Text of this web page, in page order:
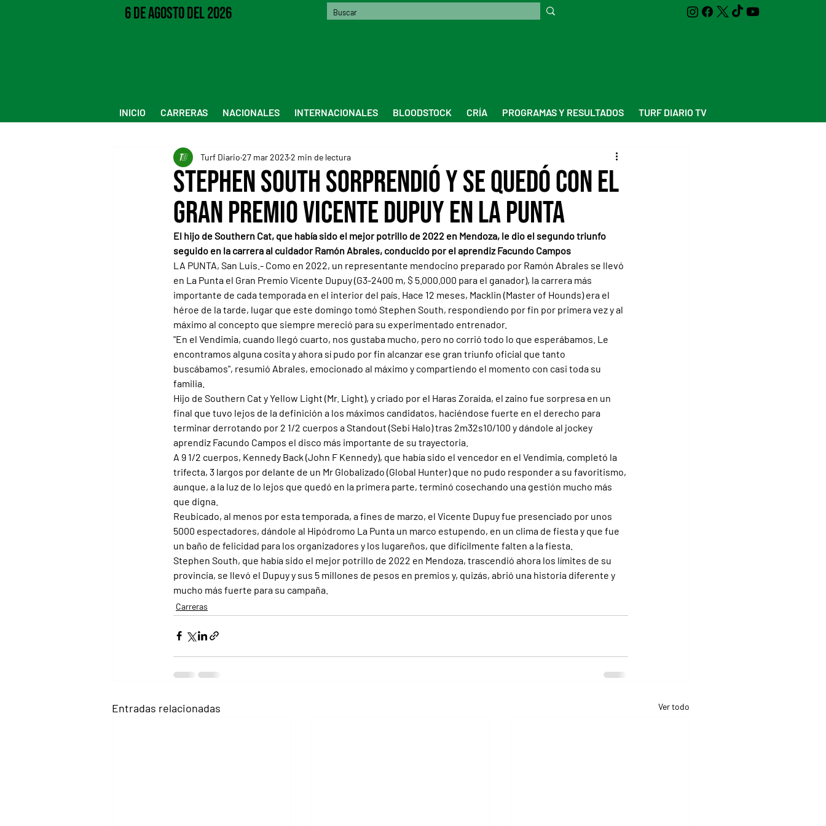
6 de Agosto del 2026
INICIO CARRERAS NACIONALES INTERNACIONALES BLOODSTOCK CRÍA PROGRAMAS Y RESULTADOS TURF DIARIO TV
Stephen South sorprendió y se quedó con el
Gran Premio Vicente Dupuy en La Punta
Turf Diario 27 mar 20232 min de lectura
El hijo de Southern Cat, que había sido el mejor potrillo de 2022 en Mendoza, le dio el segundo triunfo
seguido en la carrera al cuidador Ramón Abrales, conducido por el aprendiz Facundo Campos
LA PUNTA, San Luis.- Como en 2022, un representante mendocino preparado por Ramón Abrales se llevó
en La Punta el Gran Premio Vicente Dupuy (G3-2400 m, $ 5.000.000 para el ganador), la carrera más
importante de cada temporada en el interior del país. Hace 12 meses, Macklin (Master of Hounds) era el
héroe de la tarde, lugar que este domingo tomó Stephen South, respondiendo por fin por primera vez y al
máximo al concepto que siempre mereció para su experimentado entrenador.
"En el Vendimia, cuando llegó cuarto, nos gustaba mucho, pero no corrió todo lo que esperábamos. Le
encontramos alguna cosita y ahora sí pudo por fin alcanzar ese gran triunfo oficial que tanto
buscábamos", resumió Abrales, emocionado al máximo y compartiendo el momento con casi toda su
familia.
Hijo de Southern Cat y Yellow Light (Mr. Light), y criado por el Haras Zoraida, el zaino fue sorpresa en un
final que tuvo lejos de la definición a los máximos candidatos, haciéndose fuerte en el derecho para
terminar derrotando por 2 1/2 cuerpos a Standout (Sebi Halo) tras 2m32s10/100 y dándole al jockey
aprendiz Facundo Campos el disco más importante de su trayectoria.
A 9 1/2 cuerpos, Kennedy Back (John F Kennedy), que había sido el vencedor en el Vendimia, completó la
trifecta, 3 largos por delante de un Mr Globalizado (Global Hunter) que no pudo responder a su favoritismo,
aunque, a la luz de lo lejos que quedó en la primera parte, terminó cosechando una gestión mucho más
que digna.
Reubicado, al menos por esta temporada, a fines de marzo, el Vicente Dupuy fue presenciado por unos
5000 espectadores, dándole al Hipódromo La Punta un marco estupendo, en un clima de fiesta y que fue
un baño de felicidad para los organizadores y los lugareños, que difícilmente falten a la fiesta.
Stephen South, que había sido el mejor potrillo de 2022 en Mendoza, trascendió ahora los límites de su
provincia, se llevó el Dupuy y sus 5 millones de pesos en premios y, quizás, abrió una historia diferente y
mucho más fuerte para su campaña.
Carreras
Entradas relacionadas Ver todo